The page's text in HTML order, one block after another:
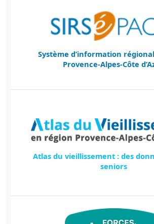
Système d’information
Provence-Alpes-Côte
Atlas du vieillissement : des
seniors